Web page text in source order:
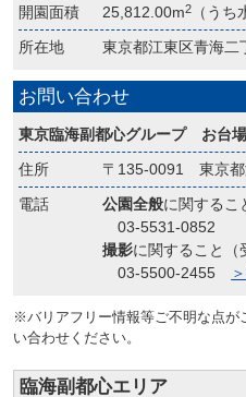
開園面積
25,812.00m2 （う
所在地
東京都江東区青海二
お問い合わせ
東京臨海副都心グループ お台
住所
〒135-0091 東京
電話
公園全般に関するこ
03-5531-0852
撮影に関すること（
03-5500-2455
※バリアフリー情報等ご不明な点が
い合わせください。
臨海副都心エリア